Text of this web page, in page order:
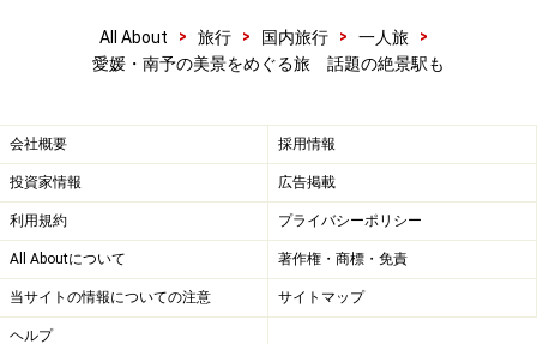
All About > 旅行 > 国内旅行 > 一人旅
>
愛媛・南予の美景をめぐる旅 話題の絶景駅も
会社概要 採用情報
投資家情報 広告掲載
利用規約 プライバシーポリシー
All Aboutについて 著作権・商標・免責
当サイトの情報についての注意 サイトマップ
ヘルプ